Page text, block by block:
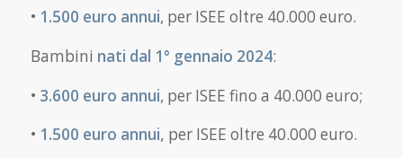
• 1.500 euro annui, per ISEE oltre 40.000 euro.
Bambini nati dal 1° gennaio 2024:
• 3.600 euro annui, per ISEE fino a 40.000 euro;
• 1.500 euro annui, per ISEE oltre 40.000 euro.